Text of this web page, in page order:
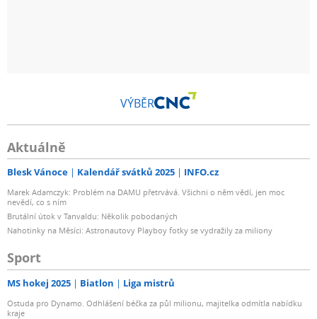
VÝBĚR
Aktuálně
Blesk Vánoce Kalendář svátků 2025 INFO.cz
Marek Adamczyk: Problém na DAMU přetrvává. Všichni o něm vědí, jen moc
nevědí, co s ním
Brutální útok v Tanvaldu: Několik pobodaných
Nahotinky na Měsíci: Astronautovy Playboy fotky se vydražily za miliony
Sport
MS hokej 2025 Biatlon Liga mistrů
Ostuda pro Dynamo. Odhlášení béčka za půl milionu, majitelka odmítla nabídku
kraje